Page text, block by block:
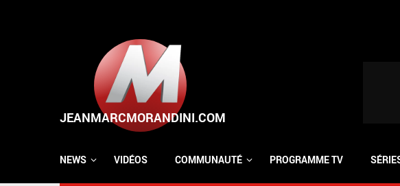
NEWS VIDÉOS COMMUNAUTÉ PROGRAMME TV